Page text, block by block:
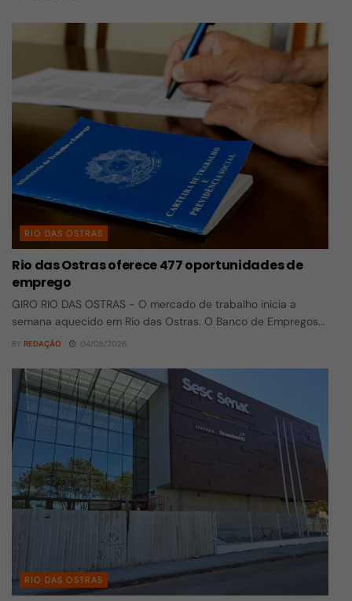
RIO DAS OSTRAS
Rio das Ostras oferece 477 oportunidades de
emprego
GIRO RIO DAS OSTRAS - O mercado de trabalho inicia a
semana aquecido em Rio das Ostras. O Banco de Empregos...
BY REDAÇÃO 04/08/2026
RIO DAS OSTRAS